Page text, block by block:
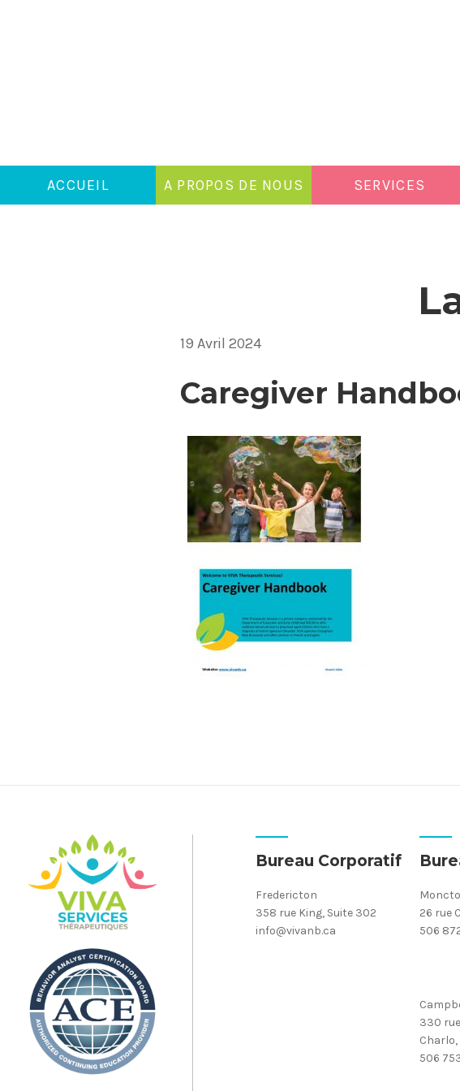
ACCUEIL A PROPOS DE NOUS SERVICES
19 Avril 2024
Caregiver
Bureau Corporatif
Fredericton
358 rue King, Suite 302
info@vivanb.ca
26 rue
506
330
Charlo,
506